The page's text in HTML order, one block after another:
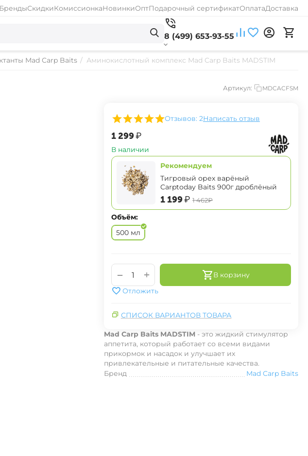
БрендыСкидкиКомиссионкаНовинкиОптПодарочный сертификатОплатаДоставка
8 (499) 653-93-55
Mad Carp Baits / Аминокислотный комплекс Mad Carp Baits MADSTIM
Артикул: MDCACFSM
Отзывов: 2Написать отзыв
‍1 299‍₽
В наличии
Рекомендуем
Тигровый орех варёный
Carptoday Baits 900г дроблёный
‍1 199‍₽ ‍1 462‍₽
Объём:
500 мл
+
−
В корзину
Отложить
СПИСОК ВАРИАНТОВ ТОВАРА
Mad Carp Baits MADSTIM - это жидкий стимулятор
аппетита, который работает со всеми видами
прикормок и насадок и улучшает их
привлекательные и питательные качества.
Бренд
Mad Carp Baits